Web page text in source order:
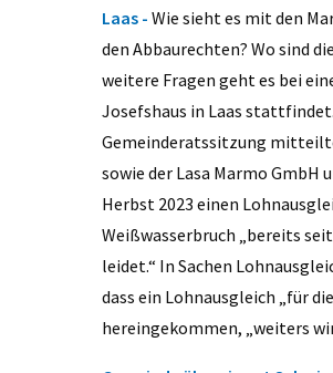
Laas - Wie sieht es mit den
den Abbaurechten? Wo sind
weitere Fragen geht es bei
Josefshaus in Laas
Gemeinderatssitzung
sowie der Lasa Marmo GmbH
Herbst 2023 einen
Weißwasserbruch „bereits
leidet.“ In Sachen
dass ein Lohnausgleich „für
hereingekommen, „weiters